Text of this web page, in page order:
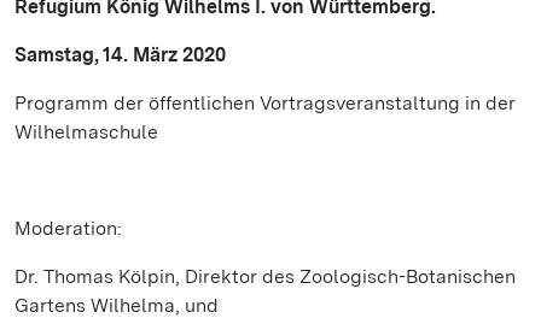
Refugium König Wilhelms I. von Württemberg.
Samstag, 14. März 2020
Programm der öffentlichen Vortragsveranstaltung in der
Wilhelmaschule
Moderation:
Dr. Thomas Kölpin, Direktor des Zoologisch-Botanischen
Gartens Wilhelma, und